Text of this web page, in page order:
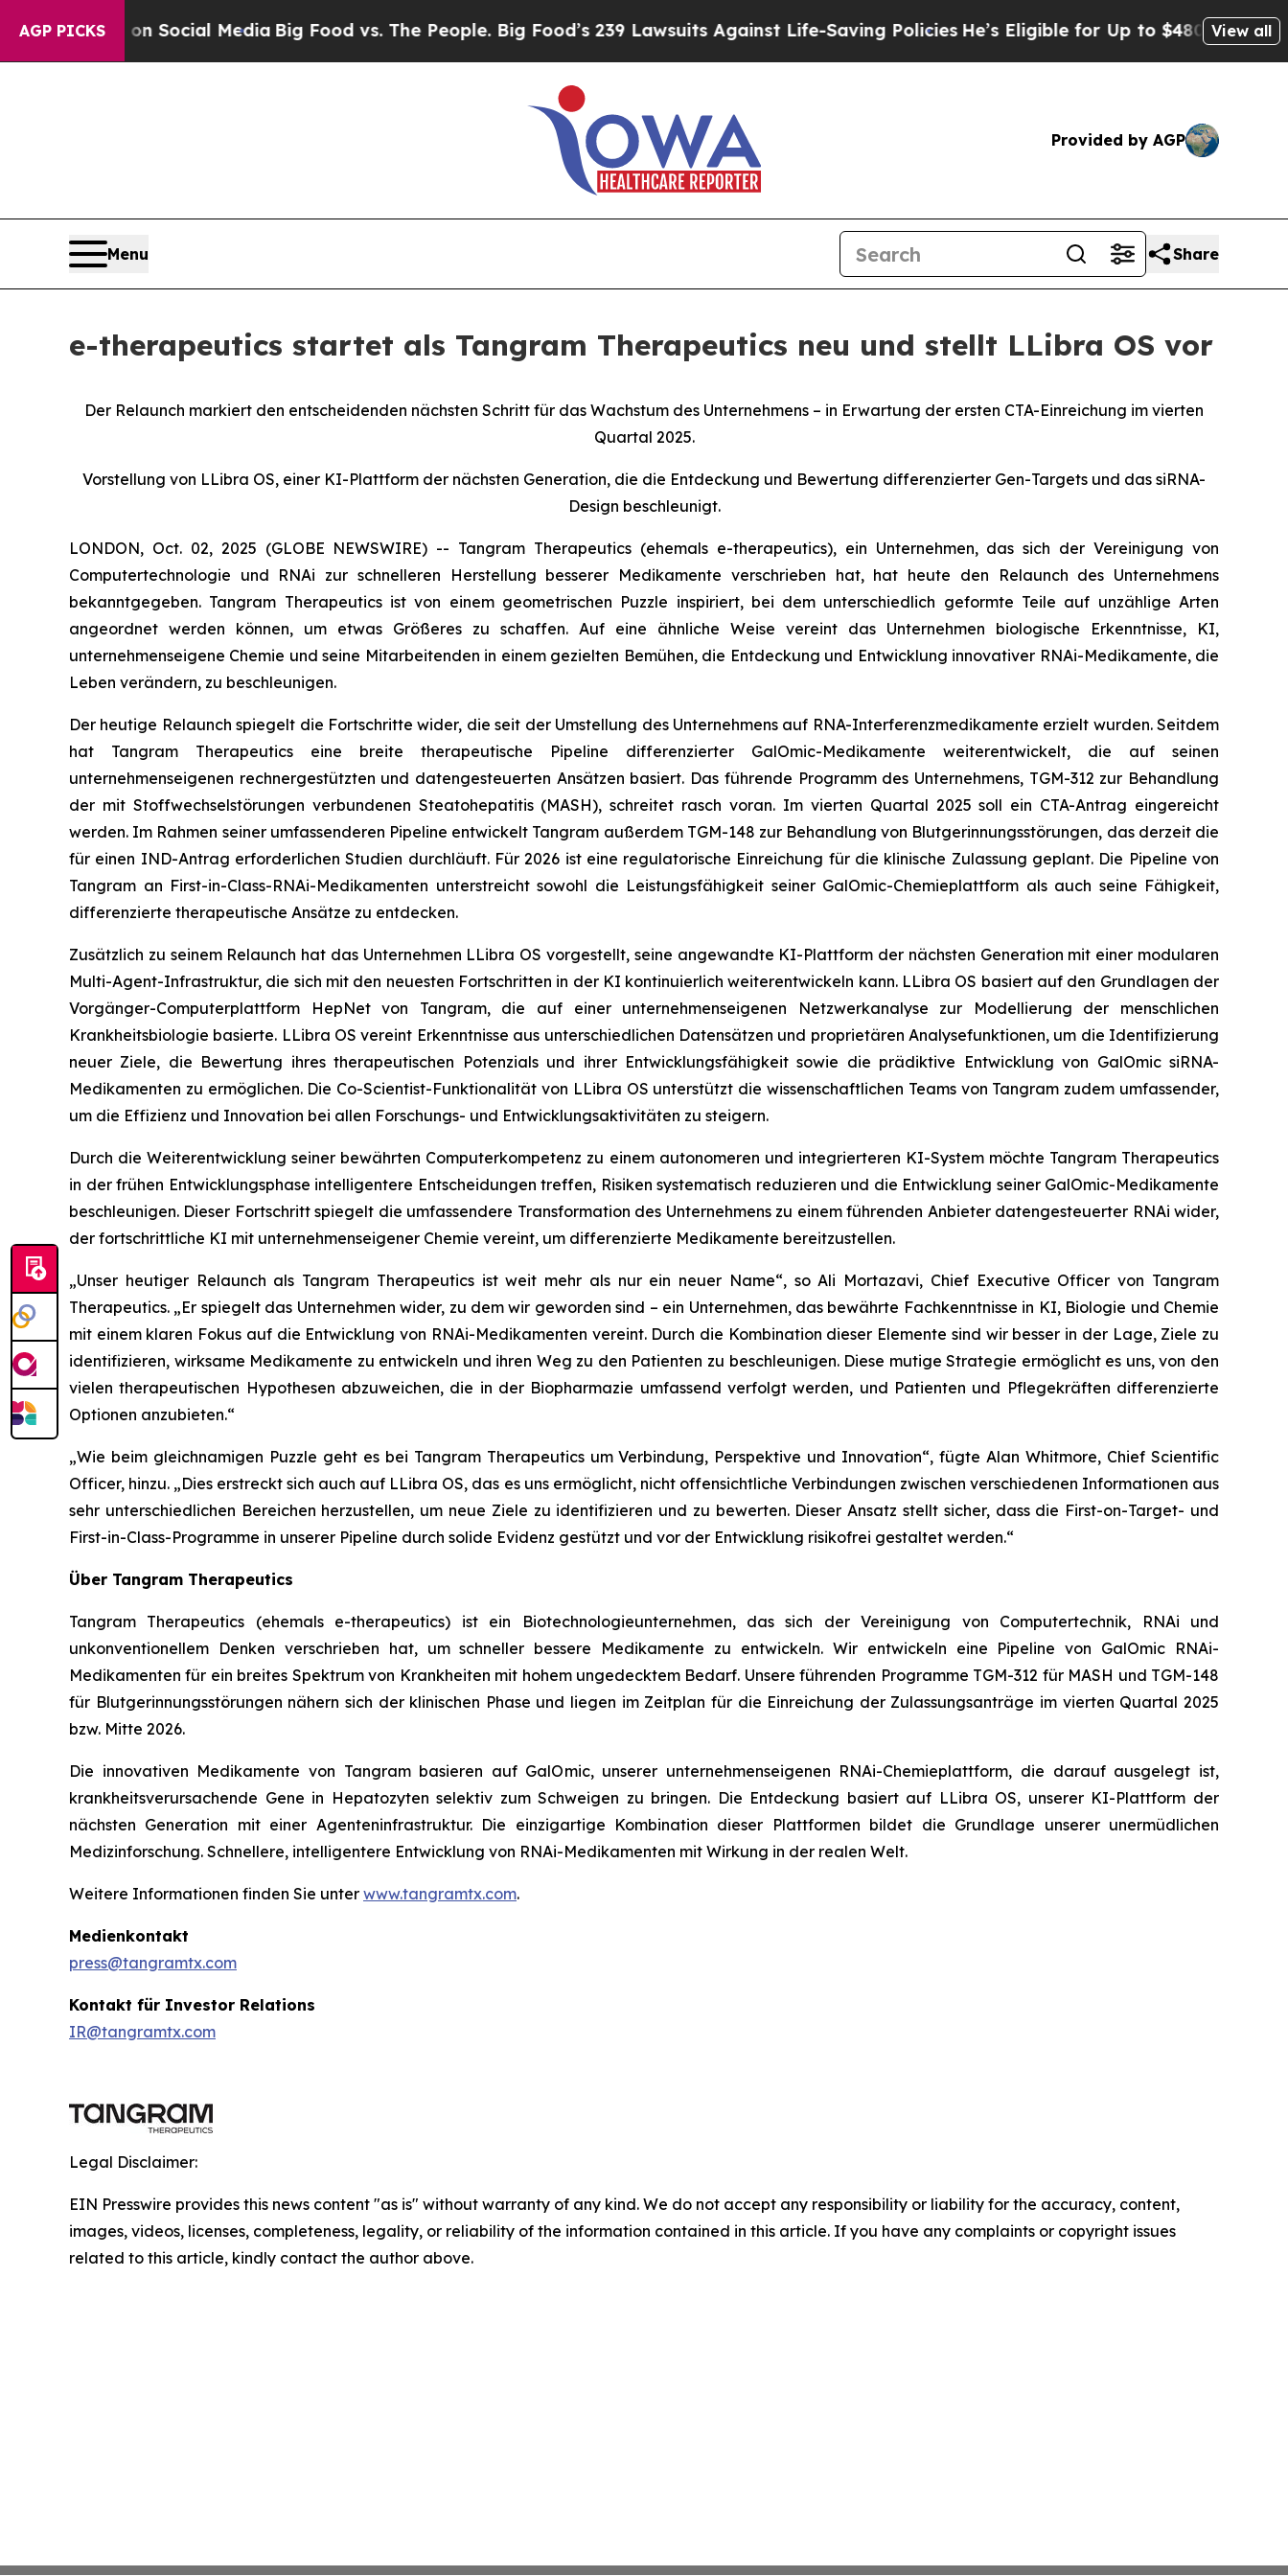
AGP PICKSon Social Media Big Food vs. The People. Big Food’s 239 Lawsuits Against Life-Saving PoliciesHe’s Eligible for Up to $480,000 AfterView all
Provided by AGP
Menu Share
e-therapeutics startet als Tangram Therapeutics neu und stellt LLibra OS vor
Der Relaunch markiert den entscheidenden nächsten Schritt für das Wachstum des Unternehmens – in Erwartung der ersten CTA-Einreichung im vierten
Quartal 2025.
Vorstellung von LLibra OS, einer KI-Plattform der nächsten Generation, die die Entdeckung und Bewertung differenzierter Gen-Targets und das siRNA-
Design beschleunigt.
LONDON, Oct. 02, 2025 (GLOBE NEWSWIRE) -- Tangram Therapeutics (ehemals e-therapeutics), ein Unternehmen, das sich der Vereinigung von
Computertechnologie und RNAi zur schnelleren Herstellung besserer Medikamente verschrieben hat, hat heute den Relaunch des Unternehmens
bekanntgegeben. Tangram Therapeutics ist von einem geometrischen Puzzle inspiriert, bei dem unterschiedlich geformte Teile auf unzählige Arten
angeordnet werden können, um etwas Größeres zu schaffen. Auf eine ähnliche Weise vereint das Unternehmen biologische Erkenntnisse, KI,
unternehmenseigene Chemie und seine Mitarbeitenden in einem gezielten Bemühen, die Entdeckung und Entwicklung innovativer RNAi-Medikamente, die
Leben verändern, zu beschleunigen.
Der heutige Relaunch spiegelt die Fortschritte wider, die seit der Umstellung des Unternehmens auf RNA-Interferenzmedikamente erzielt wurden. Seitdem
hat Tangram Therapeutics eine breite therapeutische Pipeline differenzierter GalOmic-Medikamente weiterentwickelt, die auf seinen
unternehmenseigenen rechnergestützten und datengesteuerten Ansätzen basiert. Das führende Programm des Unternehmens, TGM-312 zur Behandlung
der mit Stoffwechselstörungen verbundenen Steatohepatitis (MASH), schreitet rasch voran. Im vierten Quartal 2025 soll ein CTA-Antrag eingereicht
werden. Im Rahmen seiner umfassenderen Pipeline entwickelt Tangram außerdem TGM-148 zur Behandlung von Blutgerinnungsstörungen, das derzeit die
für einen IND-Antrag erforderlichen Studien durchläuft. Für 2026 ist eine regulatorische Einreichung für die klinische Zulassung geplant. Die Pipeline von
Tangram an First-in-Class-RNAi-Medikamenten unterstreicht sowohl die Leistungsfähigkeit seiner GalOmic-Chemieplattform als auch seine Fähigkeit,
differenzierte therapeutische Ansätze zu entdecken.
Zusätzlich zu seinem Relaunch hat das Unternehmen LLibra OS vorgestellt, seine angewandte KI-Plattform der nächsten Generation mit einer modularen
Multi-Agent-Infrastruktur, die sich mit den neuesten Fortschritten in der KI kontinuierlich weiterentwickeln kann. LLibra OS basiert auf den Grundlagen der
Vorgänger-Computerplattform HepNet von Tangram, die auf einer unternehmenseigenen Netzwerkanalyse zur Modellierung der menschlichen
Krankheitsbiologie basierte. LLibra OS vereint Erkenntnisse aus unterschiedlichen Datensätzen und proprietären Analysefunktionen, um die Identifizierung
neuer Ziele, die Bewertung ihres therapeutischen Potenzials und ihrer Entwicklungsfähigkeit sowie die prädiktive Entwicklung von GalOmic siRNA-
Medikamenten zu ermöglichen. Die Co-Scientist-Funktionalität von LLibra OS unterstützt die wissenschaftlichen Teams von Tangram zudem umfassender,
um die Effizienz und Innovation bei allen Forschungs- und Entwicklungsaktivitäten zu steigern.
Durch die Weiterentwicklung seiner bewährten Computerkompetenz zu einem autonomeren und integrierteren KI-System möchte Tangram Therapeutics
in der frühen Entwicklungsphase intelligentere Entscheidungen treffen, Risiken systematisch reduzieren und die Entwicklung seiner GalOmic-Medikamente
beschleunigen. Dieser Fortschritt spiegelt die umfassendere Transformation des Unternehmens zu einem führenden Anbieter datengesteuerter RNAi wider,
der fortschrittliche KI mit unternehmenseigener Chemie vereint, um differenzierte Medikamente bereitzustellen.
„Unser heutiger Relaunch als Tangram Therapeutics ist weit mehr als nur ein neuer Name“,so Ali Mortazavi, Chief Executive Officer von Tangram
Therapeutics. „Er spiegelt das Unternehmen wider, zu dem wir geworden sind – ein Unternehmen, das bewährte Fachkenntnisse in KI, Biologie und Chemie
mit einem klaren Fokus auf die Entwicklung von RNAi-Medikamenten vereint. Durch die Kombination dieser Elemente sind wir besser in der Lage, Ziele zu
identifizieren, wirksame Medikamente zu entwickeln und ihren Weg zu den Patienten zu beschleunigen. Diese mutige Strategie ermöglicht es uns, von den
vielen therapeutischen Hypothesen abzuweichen, die in der Biopharmazie umfassend verfolgt werden, und Patienten und Pflegekräften differenzierte
Optionen anzubieten.“
„Wie beim gleichnamigen Puzzle geht es bei Tangram Therapeutics um Verbindung, Perspektive und Innovation“,fügte Alan Whitmore, Chief Scientific
Officer, hinzu. „Dies erstreckt sich auch auf LLibra OS, das es uns ermöglicht, nicht offensichtliche Verbindungen zwischen verschiedenen Informationen aus
sehr unterschiedlichen Bereichen herzustellen, um neue Ziele zu identifizieren und zu bewerten. Dieser Ansatz stellt sicher, dass die First-on-Target- und
First-in-Class-Programme in unserer Pipeline durch solide Evidenz gestützt und vor der Entwicklung risikofrei gestaltet werden.“
Über Tangram Therapeutics
Tangram Therapeutics (ehemals e-therapeutics) ist ein Biotechnologieunternehmen, das sich der Vereinigung von Computertechnik, RNAi und
unkonventionellem Denken verschrieben hat, um schneller bessere Medikamente zu entwickeln. Wir entwickeln eine Pipeline von GalOmic RNAi-
Medikamenten für ein breites Spektrum von Krankheiten mit hohem ungedecktem Bedarf. Unsere führenden Programme TGM-312 für MASH und TGM-148
für Blutgerinnungsstörungen nähern sich der klinischen Phase und liegen im Zeitplan für die Einreichung der Zulassungsanträge im vierten Quartal 2025
bzw. Mitte 2026.
Die innovativen Medikamente von Tangram basieren auf GalOmic, unserer unternehmenseigenen RNAi-Chemieplattform, die darauf ausgelegt ist,
krankheitsverursachende Gene in Hepatozyten selektiv zum Schweigen zu bringen. Die Entdeckung basiert auf LLibra OS, unserer KI-Plattform der
nächsten Generation mit einer Agenteninfrastruktur. Die einzigartige Kombination dieser Plattformen bildet die Grundlage unserer unermüdlichen
Medizinforschung. Schnellere, intelligentere Entwicklung von RNAi-Medikamenten mit Wirkung in der realen Welt.
Weitere Informationen finden Sie unter www.tangramtx.com.
Medienkontakt
press@tangramtx.com
Kontakt für Investor Relations
IR@tangramtx.com
Legal Disclaimer:
EIN Presswire provides this news content "as is" without warranty of any kind. We do not accept any responsibility or liability for the accuracy, content,
images, videos, licenses, completeness, legality, or reliability of the information contained in this article. If you have any complaints or copyright issues
related to this article, kindly contact the author above.